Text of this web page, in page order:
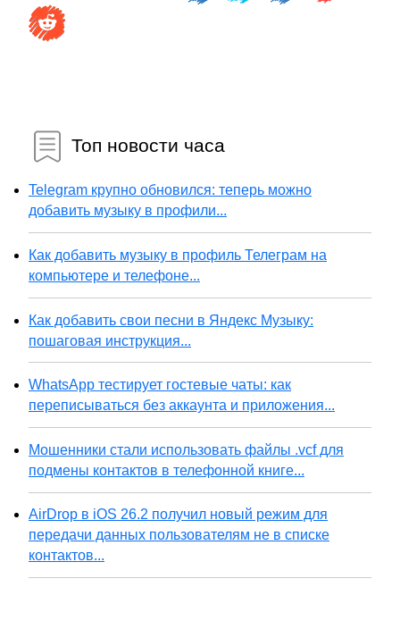
Топ новости часа
Telegram крупно обновился: теперь можно
добавить музыку в профили...
Как добавить музыку в профиль Телеграм на
компьютере и телефоне...
Как добавить свои песни в Яндекс Музыку:
пошаговая инструкция...
WhatsApp тестирует гостевые чаты: как
переписываться без аккаунта и приложения...
Мошенники стали использовать файлы .vcf для
подмены контактов в телефонной книге...
AirDrop в iOS 26.2 получил новый режим для
передачи данных пользователям не в списке
контактов...